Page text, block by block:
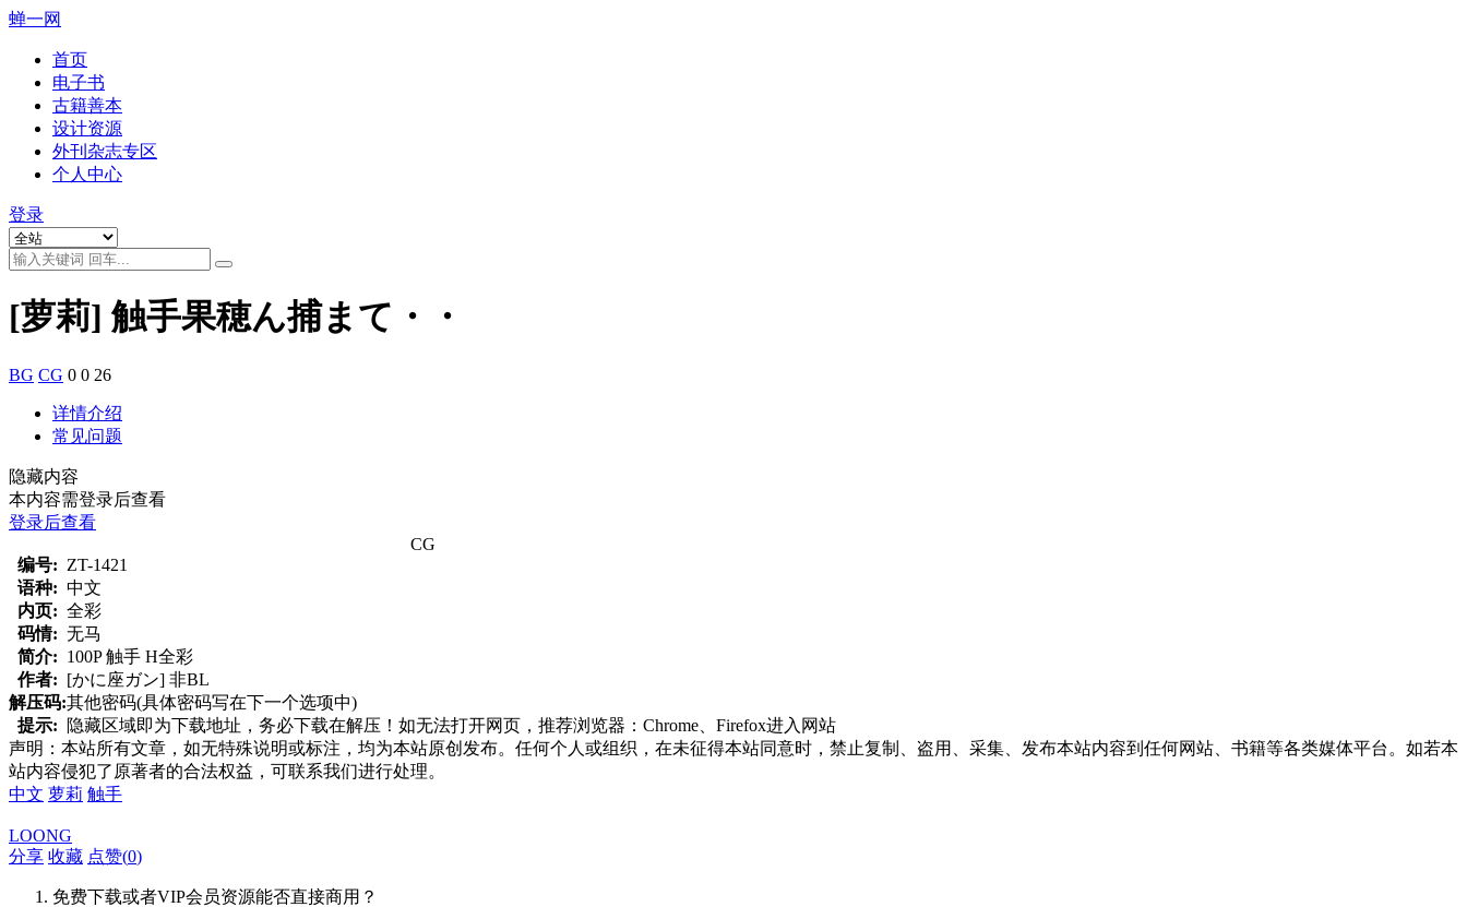
蝉一网
首页
电子书
古籍善本
设计资源
外刊杂志专区
个人中心
登录
[萝莉] 触手果穂ん捕まて・・
BG CG 0 0 26
详情介绍
常见问题
隐藏内容
本内容需登录后查看
登录后查看
CG
编号: ZT-1421
语种: 中文
内页: 全彩
码情: 无马
简介: 100P 触手 H全彩
作者: [かに座ガン] 非BL
解压码:其他密码(具体密码写在下一个选项中)
提示:
隐藏区域即为下载地址，务必下载在解压！如无法打开网页，推荐浏览器：Chrome、Firefox进入网站
声明：本站所有文章，如无特殊说明或标注，均为本站原创发布。任何个人或组织，在未征得本站同意时，禁止复制、盗用、采集、发布本站内容到任何网站、书籍等各类媒体平台。如若本
站内容侵犯了原著者的合法权益，可联系我们进行处理。
中文 萝莉 触手
LOONG
分享 收藏 点赞(0)
免费下载或者VIP会员资源能否直接商用？